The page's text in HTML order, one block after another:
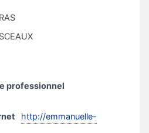
professionnel
http://emmanuelle-